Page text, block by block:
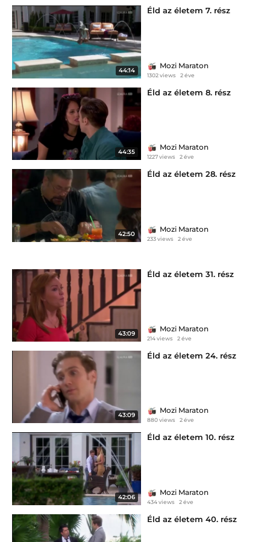
44:14
Éld az életem 7. rész
Mozi Maraton
1302 views 2 éve
44:35
Éld az életem 8. rész
Mozi Maraton
1227 views 2 éve
42:50
Éld az életem 28. rész
Mozi Maraton
233 views 2 éve
43:09
Éld az életem 31. rész
Mozi Maraton
214 views 2 éve
43:09
Éld az életem 24. rész
Mozi Maraton
880 views 2 éve
42:06
Éld az életem 10. rész
Mozi Maraton
434 views 2 éve
Éld az életem 40. rész